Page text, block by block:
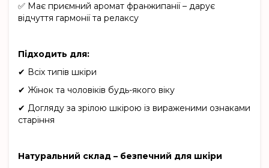
✅ Має приємний аромат франжипанії – дарує
відчуття гармонії та релаксу
Підходить для:
✔ Всіх типів шкіри
✔ Жінок та чоловіків будь-якого віку
✔ Догляду за зрілою шкірою із вираженими ознаками
старіння
Натуральний склад – безпечний для шкіри